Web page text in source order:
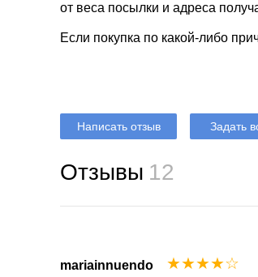
от веса посылки и адреса
Если покупка по какой-либо
Написать отзыв Задать
Отзывы 12
mariainnuendo ☆
☆
☆
☆
☆